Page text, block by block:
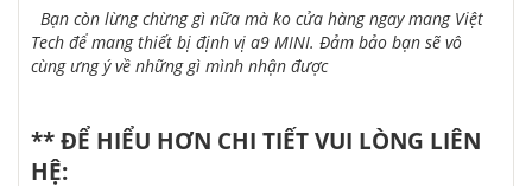
Bạn còn lừng chừnggì nữa mà ko cửa hàngngaymangViệt
Tech đểmangthiết bị định vị a9 MINI. Đảm bảo bạn sẽ vô
cùng ưng ývề nhữnggì mình nhận được
** ĐỂ HIỂU HƠN CHI TIẾT VUI LÒNG LIÊN
HỆ: